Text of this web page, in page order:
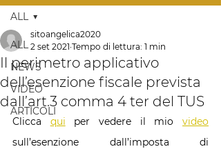
ALL
NEWS
VIDEO
ARTICOLI
ALL
Il perimetro applicativo
dell’esenzione fiscale prevista
dall’art.3 comma 4 ter del TUS
sitoangelica2020
2 set 2021 Tempo di lettura: 1 min
Clicca qui per vedere il mio video
sull’esenzione dall’imposta di